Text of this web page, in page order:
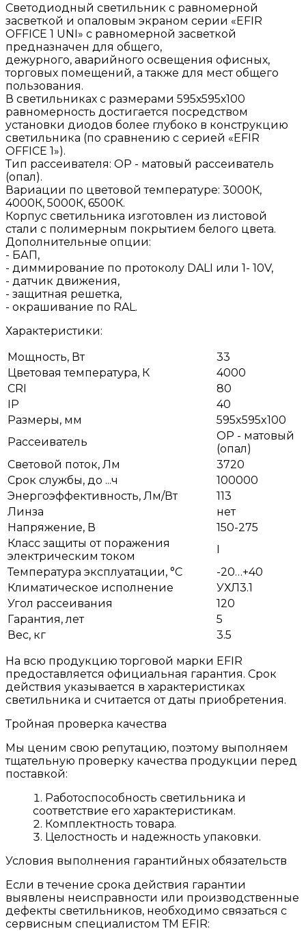
Светодиодный светильник с равномерной
засветкой и опаловым экраном серии «EFIR
OFFICE 1 UNI» с равномерной засветкой
предназначен для общего,
дежурного, аварийного освещения офисных,
торговых помещений, а также для мест общего
пользования.
В светильниках с размерами 595х595х100
равномерность достигается посредством
установки диодов более глубоко в конструкцию
светильника (по сравнению с серией «EFIR
OFFICE 1»).
Тип рассеивателя: ОР - матовый рассеиватель
(опал).
Вариации по цветовой температуре: 3000К,
4000К, 5000К, 6500К.
Корпус светильника изготовлен из листовой
стали с полимерным покрытием белого цвета.
Дополнительные опции:
- БАП,
- диммирование по протоколу DALI или 1- 10V,
- датчик движения,
- защитная решетка,
- окрашивание по RAL.
Характеристики:
Мощность, Вт
33
Цветовая температура, К
4000
CRI
80
IP
40
Размеры, мм
595x595x100
Рассеиватель
OP - матовый
(опал)
Световой поток, Лм
3720
Срок службы, до ...ч
100000
Энергоэффективность, Лм/Вт
113
Линза
нет
Напряжение, В
150-275
Класс защиты от поражения
электрическим током
I
Температура эксплуатации, °С
-20…+40
Климатическое исполнение
УХЛ3.1
Угол рассеивания
120
Гарантия, лет
5
Вес, кг
3.5
На всю продукцию торговой марки EFIR
предоставляется официальная гарантия. Срок
действия указывается в характеристиках
светильника и считается от даты приобретения.
Тройная проверка качества
Мы ценим свою репутацию, поэтому выполняем
тщательную проверку качества продукции перед
поставкой:
Работоспособность светильника и
соответствие его характеристикам.
Комплектность товара.
Целостность и надежность упаковки.
Условия выполнения гарантийных обязательств
Если в течение срока действия гарантии
выявлены неисправности или производственные
дефекты светильников, необходимо связаться с
сервисным специалистом ТМ EFIR: